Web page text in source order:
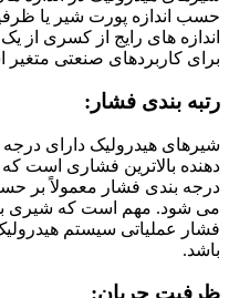
حسب اندازه پورت شیر یا
اندازه های رایج از کسری از یک
برای کاربردهای صنعتی
رتبه بندی فشار:
شیرهای هیدرولیک دارای
دهنده بالاترین فشاری است
می شود. مهم است که شیری با
فشار عملیاتی سیستم
باشد.
ظرفیت جریان: